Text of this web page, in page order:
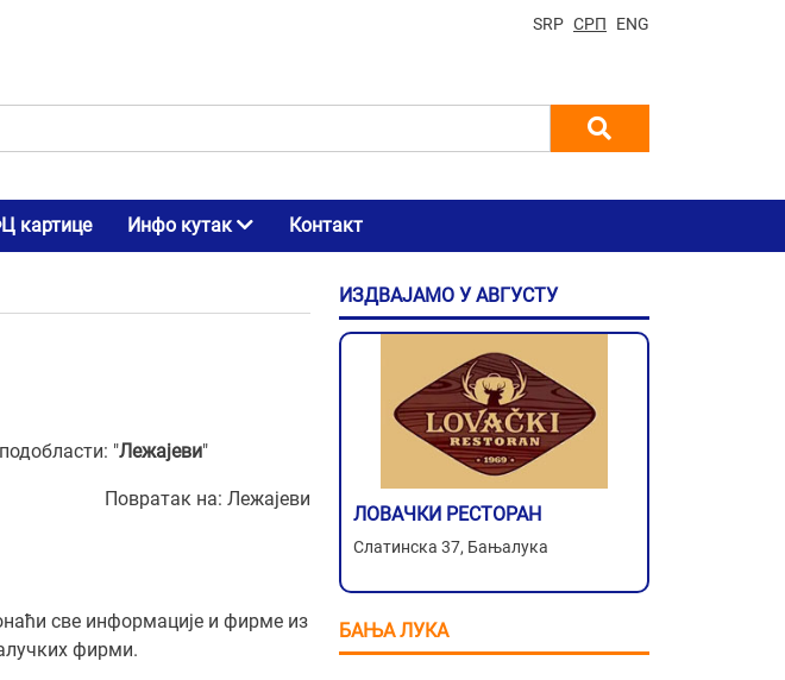
SRP СРП ENG
картице Инфо кутак Контакт
"Лежајеви"
Повратак на: Лежајеви
све информације и фирме из
фирми.
ИЗДВАЈАМО У АВГУСТУ
ЛОВАЧКИ РЕСТОРАН
Слатинска 37, Бањалука
БАЊА ЛУКА